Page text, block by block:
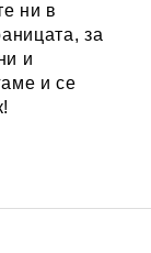
ни в
за
и
и се